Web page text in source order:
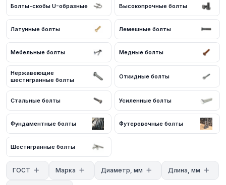
Технические характеристики
Продукция изготавливается из стали:
Болты-скобы U-образные Высокопрочные болты
Латунные болты Лемешные болты
Мебельные болты Медные болты
Нержавеющие
шестигранные болты
Откидные болты
Стальные болты Усиленные болты
Фундаментные болты Футеровочные болты
Шестигранные болты
ГОСТ Марка Диаметр, мм Длина, мм